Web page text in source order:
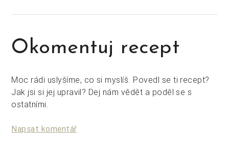
Okomentuj recept
Moc rádi uslyšíme, co si myslíš. Povedl se ti recept?
Jak jsi si jej upravil? Dej nám vědět a poděl se s
ostatními.
Napsat komentář